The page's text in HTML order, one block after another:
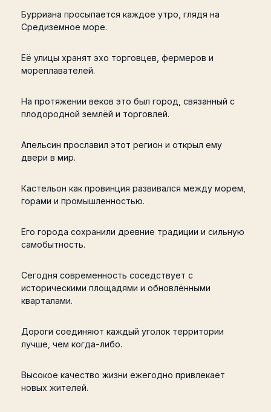
Бурриана просыпается каждое утро, глядя на
Средиземное море.
Её улицы хранят эхо торговцев, фермеров и
мореплавателей.
На протяжении веков это был город, связанный с
плодородной землёй и торговлей.
Апельсин прославил этот регион и открыл ему
двери в мир.
Кастельон как провинция развивался между морем,
горами и промышленностью.
Его города сохранили древние традиции и сильную
самобытность.
Сегодня современность соседствует с
историческими площадями и обновлёнными
кварталами.
Дороги соединяют каждый уголок территории
лучше, чем когда-либо.
Высокое качество жизни ежегодно привлекает
новых жителей.